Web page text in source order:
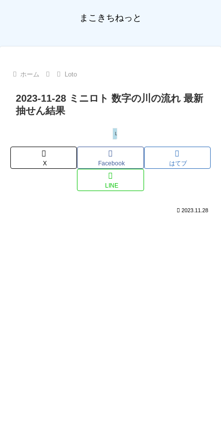
まこきちねっと
ホーム Loto
2023-11-28 ミニロト 数字の川の流れ 最新
抽せん結果
Loto
X Facebook はてブ
LINE
2023.11.28